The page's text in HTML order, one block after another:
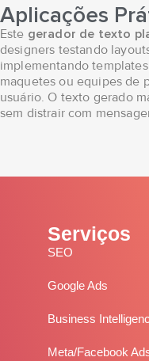
Aplicações
Este gerador de texto
designers testando
implementando
maquetes ou equipes de
usuário. O texto gerado
sem distrair com
Serviços
SEO
Google Ads
Business
Meta/Facebook